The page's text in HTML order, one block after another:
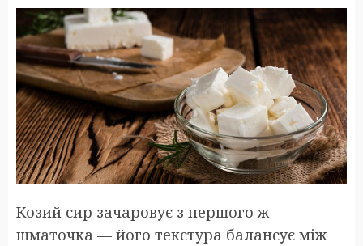
Козий сир зачаровує з першого ж
шматочка — його текстура балансує між